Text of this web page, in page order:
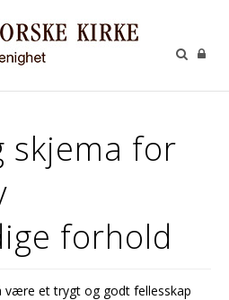
skjema for
forhold
være et trygt og godt fellesskap